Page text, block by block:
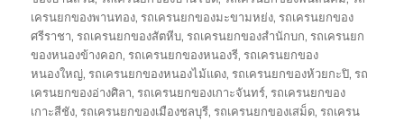
เครนยกของพานทอง,รถเครนยกของมะขามหย่ง,รถเครนยกของ
ศรีราชา,รถเครนยกของสัตหีบ,รถเครนยกของสำนักบก,รถเครนยก
ของหนองข้างคอก,รถเครนยกของหนองรี,รถเครนยกของ
หนองใหญ่,รถเครนยกของหนองไม้แดง,รถเครนยกของห้วยกะปิ,รถ
เครนยกของอ่างศิลา,รถเครนยกของเกาะจันทร์,รถเครนยกของ
เกาะสีชัง,รถเครนยกของเมืองชลบุรี,รถเครนยกของเสม็ด,รถเครน